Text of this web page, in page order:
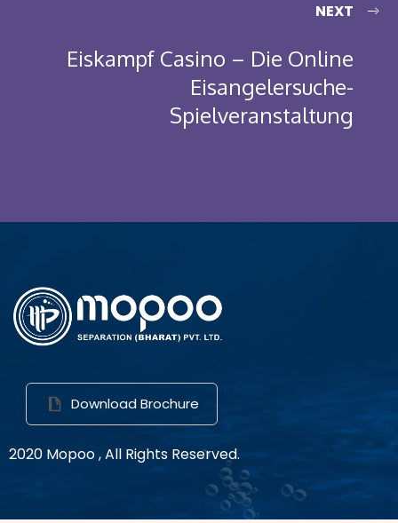
NEXT
Eiskampf Casino – Die Online
Eisangelersuche-
Spielveranstaltung
Download Brochure
2020 Mopoo , All Rights Reserved.